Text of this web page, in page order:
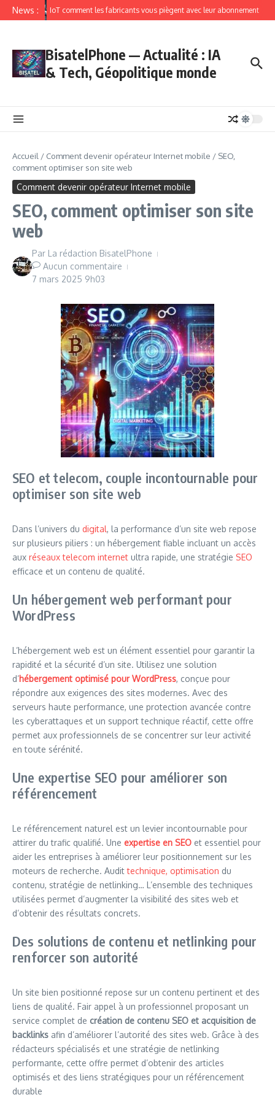
News : IoT comment les fabricants vous piègent avec leur abonnement
BisatelPhone — Actualité : IA
& Tech, Géopolitique monde
Accueil / Comment devenir opérateur Internet mobile / SEO,
comment optimiser son site web
Comment devenir opérateur Internet mobile
SEO, comment optimiser son site
web
Par La rédaction BisatelPhone
Aucun commentaire
7 mars 2025 9h03
SEO et telecom, couple incontournable pour
optimiser son site web
Dans l’univers du digital, la performance d’un site web repose
sur plusieurs piliers : un hébergement fiable incluant un accès
aux réseaux telecom internet ultra rapide, une stratégie SEO
efficace et un contenu de qualité.
Un hébergement web performant pour
WordPress
L’hébergement web est un élément essentiel pour garantir la
rapidité et la sécurité d’un site. Utilisez une solution
d’hébergement optimisé pour WordPress, conçue pour
répondre aux exigences des sites modernes. Avec des
serveurs haute performance, une protection avancée contre
les cyberattaques et un support technique réactif, cette offre
permet aux professionnels de se concentrer sur leur activité
en toute sérénité.
Une expertise SEO pour améliorer son
référencement
Le référencement naturel est un levier incontournable pour
attirer du trafic qualifié. Une expertise en SEO et essentiel pour
aider les entreprises à améliorer leur positionnement sur les
moteurs de recherche. Audittechnique, optimisation du
contenu, stratégie de netlinking… L’ensemble des techniques
utilisées permet d’augmenter la visibilité des sites web et
d’obtenir des résultats concrets.
Des solutions de contenu et netlinking pour
renforcer son autorité
Un site bien positionné repose sur un contenu pertinent et des
liens de qualité. Fair appel à un professionnel proposant un
service complet de création de contenu SEO et acquisition de
backlinks afin d’améliorer l’autorité des sites web. Grâce à des
rédacteurs spécialisés et une stratégie de netlinking
performante, cette offre permet d’obtenir des articles
optimisés et des liens stratégiques pour un référencement
durable